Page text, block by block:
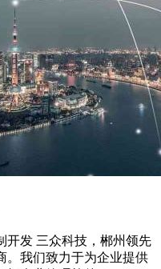
开发 三众科技，郴州领先
。我们致力于为企业提供